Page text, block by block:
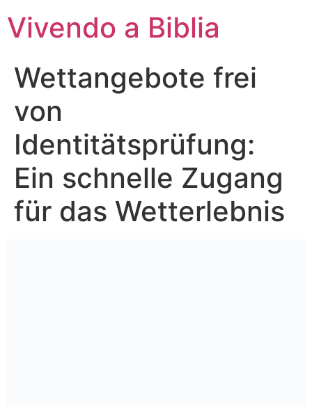
Vivendo a Biblia
Wettangebote frei
von
Identitätsprüfung:
Ein schnelle Zugang
für das Wetterlebnis